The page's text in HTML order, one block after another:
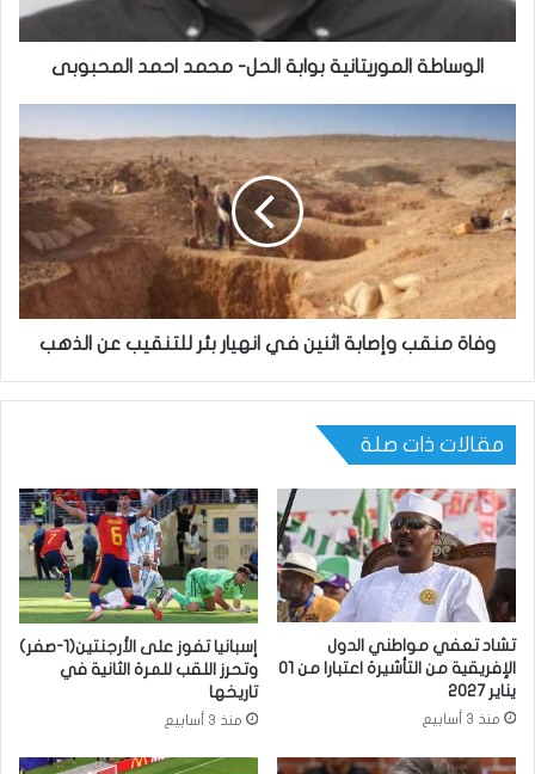
الوساطة الموريتانية بوابة الحل- محمد احمد المحبوبى
وفاة منقب وإصابة اثنين في انهيار بئر للتنقيب عن الذهب
مقالات ذات صلة
تشاد تعفي مواطني الدول
الإفريقية من التأشيرة اعتبارا من 01
يناير 2027
منذ 3 أسابيع
إسبانيا تفوز على الأرجنتين(1-صفر)
وتحرز اللقب للمرة الثانية في
تاريخها
منذ 3 أسابيع